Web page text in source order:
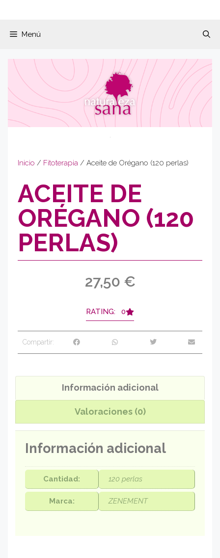
Menú
Inicio / Fitoterapia / Aceite de Orégano (120 perlas)
ACEITE DE
ORÉGANO (120
PERLAS)
27,50 €
RATING: 0
Compartir:
Información adicional
Valoraciones (0)
Información adicional
Cantidad: 120 perlas
Marca: ZENEMENT